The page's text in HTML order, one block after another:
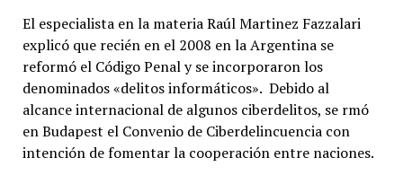
El especialista en la materia Raúl Martinez Fazzalari
explicó que recién en el 2008 en la Argentina se
reformó el Código Penal y se incorporaron los
denominados «delitos informáticos». Debido al
alcance internacional de algunos ciberdelitos, se rmó
en Budapest el Convenio de Ciberdelincuencia con
intención de fomentar la cooperación entre naciones.